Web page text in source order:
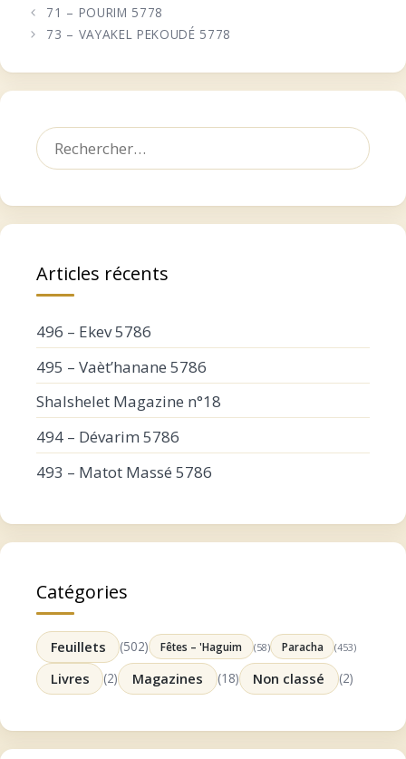
71 – POURIM 5778
73 – VAYAKEL PEKOUDÉ 5778
Rechercher :
Articles récents
496 – Ekev 5786
495 – Vaèt’hanane 5786
Shalshelet Magazine n°18
494 – Dévarim 5786
493 – Matot Massé 5786
Catégories
Feuillets (502) Fêtes – 'Haguim (58) Paracha (453)
Livres (2) Magazines (18) Non classé (2)